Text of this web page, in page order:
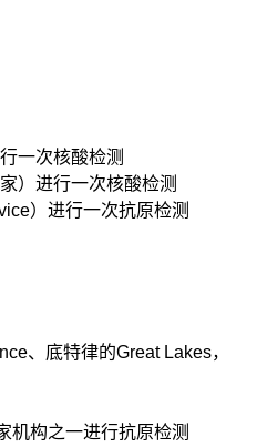
一次核酸检测
）进行一次核酸检测
）进行一次抗原检测
、底特律的Great Lakes，
机构之一进行抗原检测